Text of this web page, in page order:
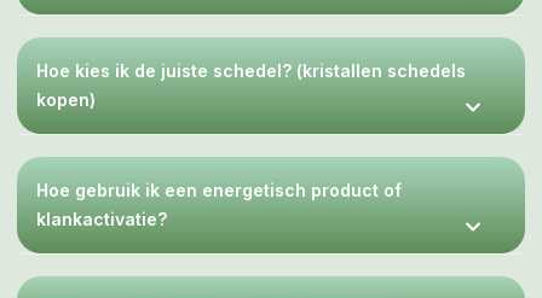
Hoe kies ik de juiste schedel? (kristallen schedels
kopen)
Hoe gebruik ik een energetisch product of
klankactivatie?